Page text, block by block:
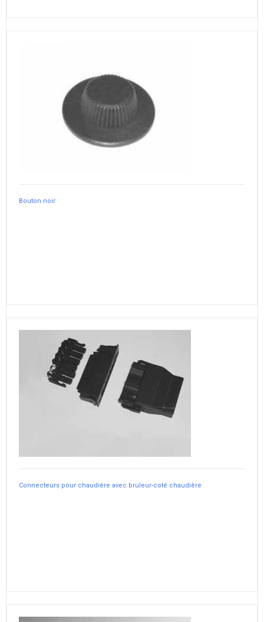
Bouton noir
Connecteurs pour chaudière avec bruleur-coté chaudière